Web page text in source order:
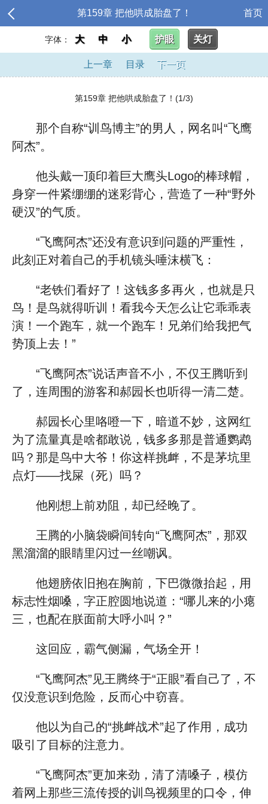
第159章 把他哄成胎盘了！ 首页
字体： 大 中 小 护眼 关灯
上一章 目录 下一页
第159章 把他哄成胎盘了！(1/3)
那个自称“训鸟博主”的男人，网名叫“飞鹰
阿杰”。
他头戴一顶印着巨大鹰头Logo的棒球帽，
身穿一件紧绷绷的迷彩背心，营造了一种“野外
硬汉”的气质。
“飞鹰阿杰”还没有意识到问题的严重性，
此刻正对着自己的手机镜头唾沫横飞：
“老铁们看好了！这钱多多再火，也就是只
鸟！是鸟就得听训！看我今天怎么让它乖乖表
演！一个跑车，就一个跑车！兄弟们给我把气
势顶上去！”
“飞鹰阿杰”说话声音不小，不仅王腾听到
了，连周围的游客和郝园长也听得一清二楚。
郝园长心里咯噔一下，暗道不妙，这网红
为了流量真是啥都敢说，钱多多那是普通鹦鹉
吗？那是鸟中大爷！你这样挑衅，不是茅坑里
点灯——找屎（死）吗？
他刚想上前劝阻，却已经晚了。
王腾的小脑袋瞬间转向“飞鹰阿杰”，那双
黑溜溜的眼睛里闪过一丝嘲讽。
他翅膀依旧抱在胸前，下巴微微抬起，用
标志性烟嗓，字正腔圆地说道：“哪儿来的小瘪
三，也配在朕面前大呼小叫？”
这回应，霸气侧漏，气场全开！
“飞鹰阿杰”见王腾终于“正眼”看自己了，不
仅没意识到危险，反而心中窃喜。
他以为自己的“挑衅战术”起了作用，成功
吸引了目标的注意力。
“飞鹰阿杰”更加来劲，清了清嗓子，模仿
着网上那些三流传授的训鸟视频里的口令，伸